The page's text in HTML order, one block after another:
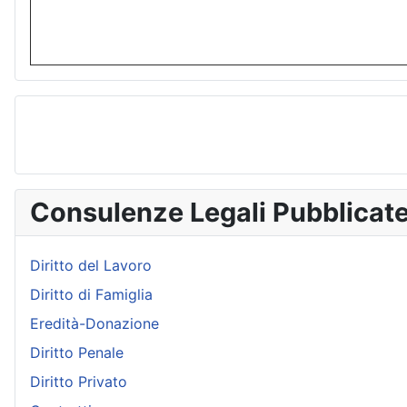
Consulenze Legali
Diritto del Lavoro
Diritto di Famiglia
Eredità-Donazione
Diritto Penale
Diritto Privato